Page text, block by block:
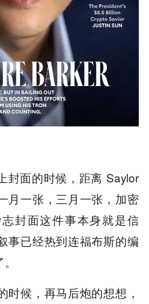
封面的时候，距离 Saylor
月一张，三月一张，加密
封面这件事本身就是信
事已经热到连福布斯的编
时候，再马后炮的想想，